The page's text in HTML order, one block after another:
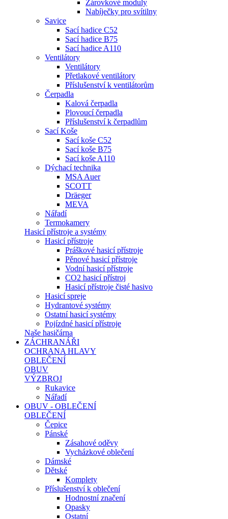
Žárovkové moduly
Nabíječky pro svítilny
Savice
Sací hadice C52
Sací hadice B75
Sací hadice A110
Ventilátory
Ventilátory
Přetlakové ventilátory
Příslušenství k ventilátorům
Čerpadla
Kalová čerpadla
Plovoucí čerpadla
Příslušenství k čerpadlům
Sací Koše
Sací koše C52
Sací koše B75
Sací koše A110
Dýchací technika
MSA Auer
SCOTT
Dräeger
MEVA
Nářadí
Termokamery
Hasicí přístroje a systémy
Hasicí přístroje
Práškové hasicí přístroje
Pěnové hasicí přístroje
Vodní hasicí přístroje
CO2 hasicí přístroj
Hasicí přístroje čisté hasivo
Hasicí spreje
Hydrantové systémy
Ostatní hasicí systémy
Pojízdné hasicí přístroje
Naše hasičárna
ZÁCHRANÁŘI
OCHRANA HLAVY
OBLEČENÍ
OBUV
VÝZBROJ
Rukavice
Nářadí
OBUV - OBLEČENÍ
OBLEČENÍ
Čepice
Pánské
Zásahové oděvy
Vycházkové oblečení
Dámské
Dětské
Komplety
Příslušenství k oblečení
Hodnostní značení
Opasky
Ostatní